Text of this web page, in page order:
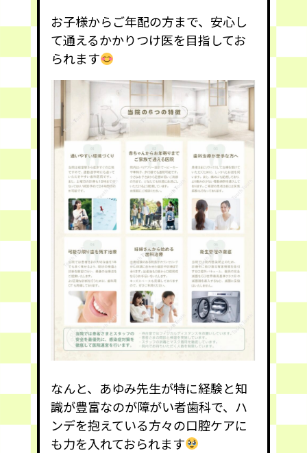
お子様からご年配の方まで、安心し
て通えるかかりつけ医を目指してお
られます
なんと、あゆみ先生が特に経験と知
識が豊富なのが障がい者歯科で、ハ
ンデを抱えている方々の口腔ケアに
も力を入れておられます